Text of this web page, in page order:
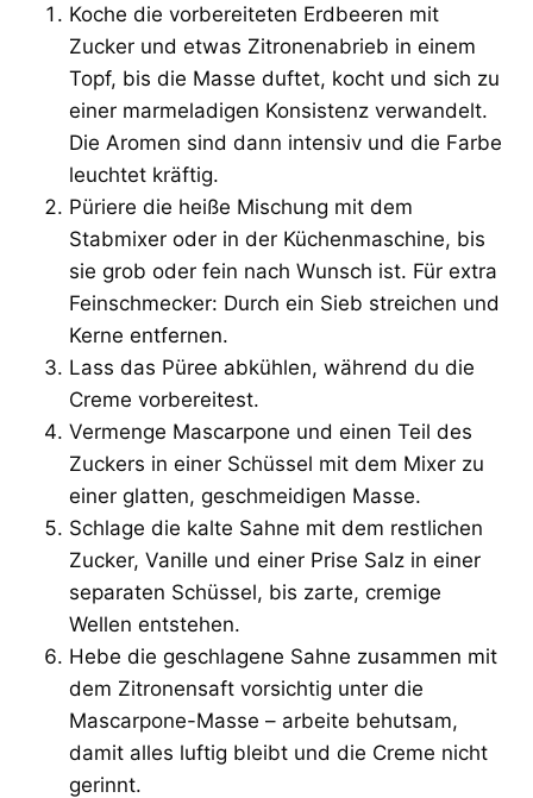
Koche die vorbereiteten Erdbeeren mit
Zucker und etwas Zitronenabrieb in einem
Topf, bis die Masse duftet, kocht und sich zu
einer marmeladigen Konsistenz verwandelt.
Die Aromen sind dann intensiv und die Farbe
leuchtet kräftig.
Püriere die heiße Mischung mit dem
Stabmixer oder in der Küchenmaschine, bis
sie grob oder fein nach Wunsch ist. Für extra
Feinschmecker: Durch ein Sieb streichen und
Kerne entfernen.
Lass das Püree abkühlen, während du die
Creme vorbereitest.
Vermenge Mascarpone und einen Teil des
Zuckers in einer Schüssel mit dem Mixer zu
einer glatten, geschmeidigen Masse.
Schlage die kalte Sahne mit dem restlichen
Zucker, Vanille und einer Prise Salz in einer
separaten Schüssel, bis zarte, cremige
Wellen entstehen.
Hebe die geschlagene Sahne zusammen mit
dem Zitronensaft vorsichtig unter die
Mascarpone-Masse – arbeite behutsam,
damit alles luftig bleibt und die Creme nicht
gerinnt.